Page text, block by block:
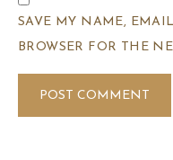
SAVE MY NAME,
BROWSER FOR THE